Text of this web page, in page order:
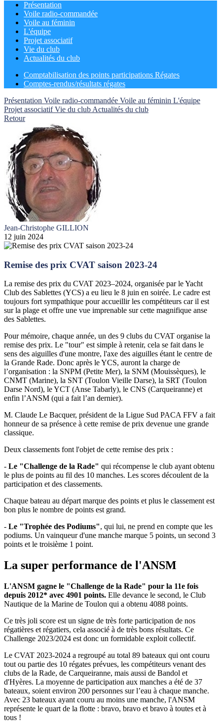
Présentation
Voile radio-commandée
Voile au féminin
L'équipe
Projet associatif
Vie du club
Actualités du club
Comptabilisation des points participations Régates
Comptes-rendus/résultats régates
Présentation Voile radio-commandée Voile au féminin L'équipe
Projet associatifVie du club Actualités du club
Retour
Jean-Christophe GILLION
12 juin 2024
Remise des prix CVAT saison 2023-24
La remise des prix du CVAT 2023–2024, organisée par le Yacht
Club des Sablettes (YCS) a eu lieu le 8 juin en soirée. Le cadre est
toujours fort sympathique pour accueillir les compétiteurs car il est
sur la plage et offre une vue imprenable sur cette magnifique anse
des Sablettes.
Pour mémoire, chaque année, un des 9 clubs du CVAT organise la
remise des prix. Le "tour" est simple à retenir, cela se fait dans le
sens des aiguilles d'une montre, l'axe des aiguilles étant le centre de
la Grande Rade. Donc après le YCS, auront la charge de
l’organisation : la SNPM (Petite Mer), la SNM (Mouissèques), le
CNMT (Marine), la SNT (Toulon Vieille Darse), la SRT (Toulon
Darse Nord), le YCT (Anse Tabarly), le CNS (Carqueiranne) et
enfin l’ANSM (qui a fait l’an dernier).
M. Claude Le Bacquer, président de la Ligue Sud PACA FFV a fait
honneur de sa présence à cette remise de prix devenue une grande
classique.
Deux classements font l'objet de cette remise des prix :
- Le "Challenge de la Rade" qui récompense le club ayant obtenu
le plus de points au fil des 10 manches. Les scores découlent de la
participation et des classements.
Chaque bateau au départ marque des points et plus le classement est
bon plus le nombre de points est grand.
- Le "Trophée des Podiums", qui lui, ne prend en compte que les
podiums. Un vainqueur d'une manche marque 5 points, un second 3
points et le troisième 1 point.
La super performance de l'ANSM
L'ANSM gagne le "Challenge de la Rade" pour la 11e fois
depuis 2012* avec 4901 points. Elle devance le second, le Club
Nautique de la Marine de Toulon qui a obtenu 4088 points.
Ce très joli score est un signe de très forte participation de nos
régatières et régatiers, cela associé à de très bons résultats. Ce
Challenge 2023/2024 est donc un formidable exploit collectif.
Le CVAT 2023-2024 a regroupé au total 89 bateaux qui ont couru
tout ou partie des 10 régates prévues, les compétiteurs venant des
clubs de la Rade, de Carqueiranne, mais aussi de Bandol et
d'Hyères. La moyenne de participation aux manches a été de 37
bateaux, soient environ 200 personnes sur l’eau à chaque manche.
Avec 23 bateaux ayant couru au moins une manche, l'ANSM
représente le quart de la flotte : bravo, bravo et bravo à toutes et à
tous !